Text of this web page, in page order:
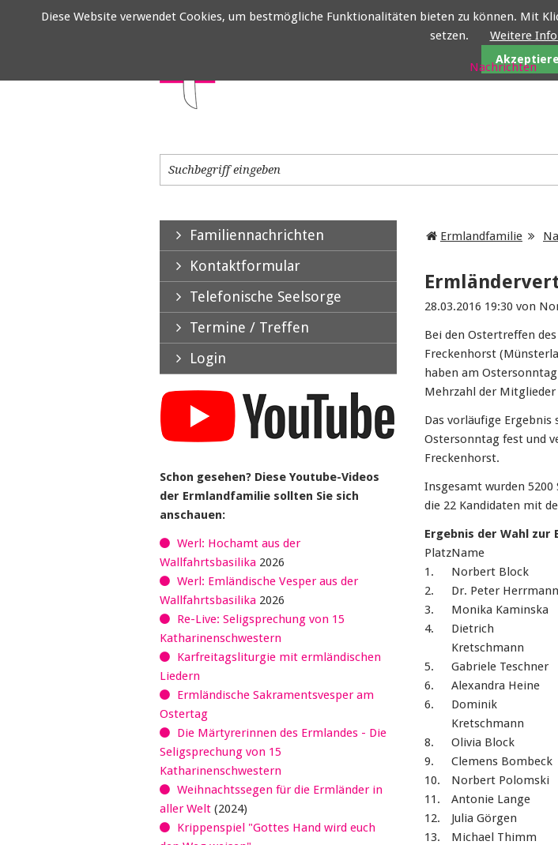
Nachrichten
Ermlandfamilie
28.03.2016 19:30 von
Bei den Ostertreffen
Freckenhorst
haben am
Mehrzahl der
Das vorläufige Ergebnis
Ostersonntag fest und
Freckenhorst.
Insgesamt wurden
die 22 Kandidaten mit
Ergebnis der Wahl
PlatzName
1.
Norbert Block
2.
Dr. Peter Herrmann
3.
Monika Kaminska
4.
Dietrich
Kretschmann
5. Gabriele Teschner
6.
Alexandra Heine
6.
Dominik
Kretschmann
8. Olivia Block
9.
Clemens Bombeck
10.
Norbert Polomski
11.
Antonie Lange
12.
Julia Görgen
13.
Michael Thimm
Familiennachrichten
Kontaktformular
Telefonische Seelsorge
Termine / Treffen
Login
Schon gesehen? Diese Youtube-Videos
der Ermlandfamilie sollten Sie sich
anschauen:
Werl: Hochamt aus der
Wallfahrtsbasilika 2026
Werl: Emländische Vesper aus der
Wallfahrtsbasilika 2026
Re-Live: Seligsprechung von 15
Katharinenschwestern
Karfreitagsliturgie mit ermländischen
Liedern
Ermländische Sakramentsvesper am
Ostertag
Die Märtyrerinnen des Ermlandes - Die
Seligsprechung von 15
Katharinenschwestern
Weihnachtssegen für die Ermländer in
aller Welt (2024)
Krippenspiel "Gottes Hand wird euch
Diese Website verwendet Cookies, um bestmögliche Funktionalitäten bieten zu können. Mit
setzen.
Weitere